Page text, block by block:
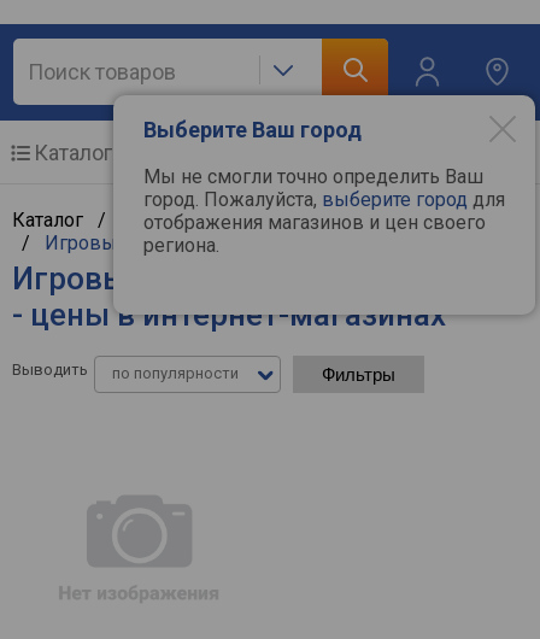
Выберите Ваш город
Мы не смогли точно определить Ваш
город. Пожалуйста, выберите город для
отображения магазинов и цен своего
региона.
Каталог
Каталог / Компьютерная техника/ Манипуляторы
/ Игровые манипуляторы
Игровые манипуляторы Defender
- цены в интернет-магазинах
Выводить по популярности Фильтры